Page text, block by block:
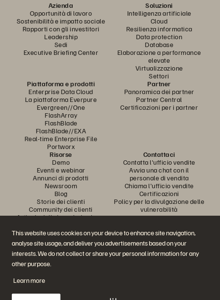
This website uses cookies on your device to enhance site navigation,
analyse site usage, and deliver you advertisements based on your
interests. We do not collect or share your personal information for any
other purpose.
Learn more
Azienda
Opportunità di lavoro
Sostenibilità e impatto sociale
Rapporti con gli investitori
Leadership
Sedi
Executive Briefing Center
Soluzioni
Intelligenza artificiale
Cloud
Resilienza informatica
Data protection
Database
Elaborazione a performance
elevate
Virtualizzazione
Settori
Piattaforma e prodotti
Enterprise Data Cloud
La piattaforma Everpure
Evergreen//One
FlashArray
FlashBlade
FlashBlade//EXA
Real-time Enterprise File
Portworx
Partner
Panoramica dei partner
Partner Central
Certificazioni per i partner
Risorse
Demo
Eventi e webinar
Annunci di prodotti
Newsroom
Blog
Storie dei clienti
Community dei clienti
Articolo della knowledge base
Contattaci
Contatta l'ufficio vendite
Avvia una chat con il
personale di vendita
Chiama l'ufficio vendite
Certificazioni
Policy per la divulgazione delle
vulnerabilità
Partecipa alla conversazione
Segui tutti i canali social ufficiali di Everpure
© 2026 Everpure, Inc. Tutti i diritti sono riservati.